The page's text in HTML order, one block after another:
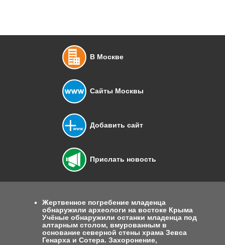
В Москве
Сайты Москвы
Добавить сайт
Прислать новость
Жертвенное погребение младенца
обнаружили археологи на востоке Крыма
Учёные обнаружили останки младенца под
алтарным столом, вмурованным в
основание северной стены храма Зевса
Генарха и Сотера. Захоронение,